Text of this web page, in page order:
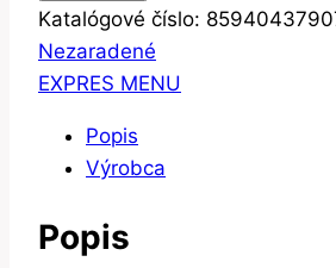
Katalógové číslo:
Nezaradené
EXPRES MENU
Popis
Výrobca
Popis